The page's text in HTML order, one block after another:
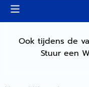
Ook tijdens de
Stuur een